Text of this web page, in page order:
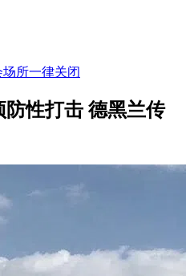
所一律关闭
性打击 德黑兰传